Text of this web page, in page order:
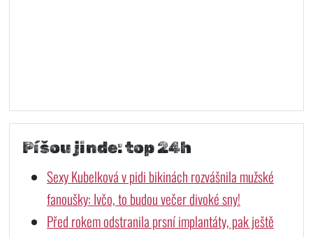
Píšou jinde: top 24h
Sexy Kubelková v pidi bikinách rozvášnila mužské
fanoušky: Ivčo, to budou večer divoké sny!
Před rokem odstranila prsní implantáty, pak ještě